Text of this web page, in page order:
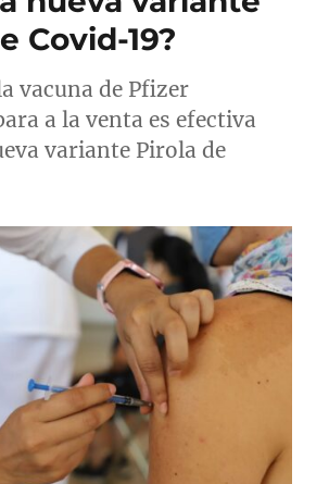
e
s
Covid-19?
vacuna de Pfizer
a la venta es efectiva
variante Pirola de